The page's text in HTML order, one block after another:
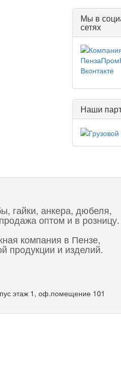
Мы в
сетях
Наши
гайки, анкера, дюбеля,
оптом и в розницу.
компания в Пензе,
продукции и изделий.
этаж 1, оф.помещение 101